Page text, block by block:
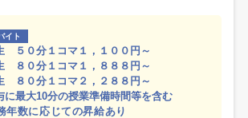
イト
５０分１コマ１，１００円～
８０分１コマ１，８８８円～
８０分１コマ２，２８８円～
最大10分の授業準備時間等を含む
年数に応じての昇給あり